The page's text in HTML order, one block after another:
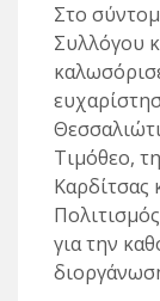
Στο
Συλλόγου
Τιμόθεο,
Καρδίτσας
για την